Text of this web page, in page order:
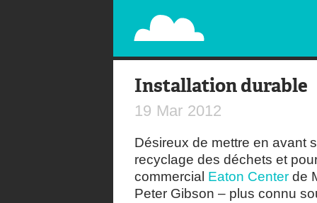
PAPERPLANE
STREET, AMBIENT, GUÉRILLA MARKETING
Installation durable
19 Mar 2012
Désireux de mettre en avant
recyclage des déchets et
commercial Eaton Center de
Peter Gibson – plus connu